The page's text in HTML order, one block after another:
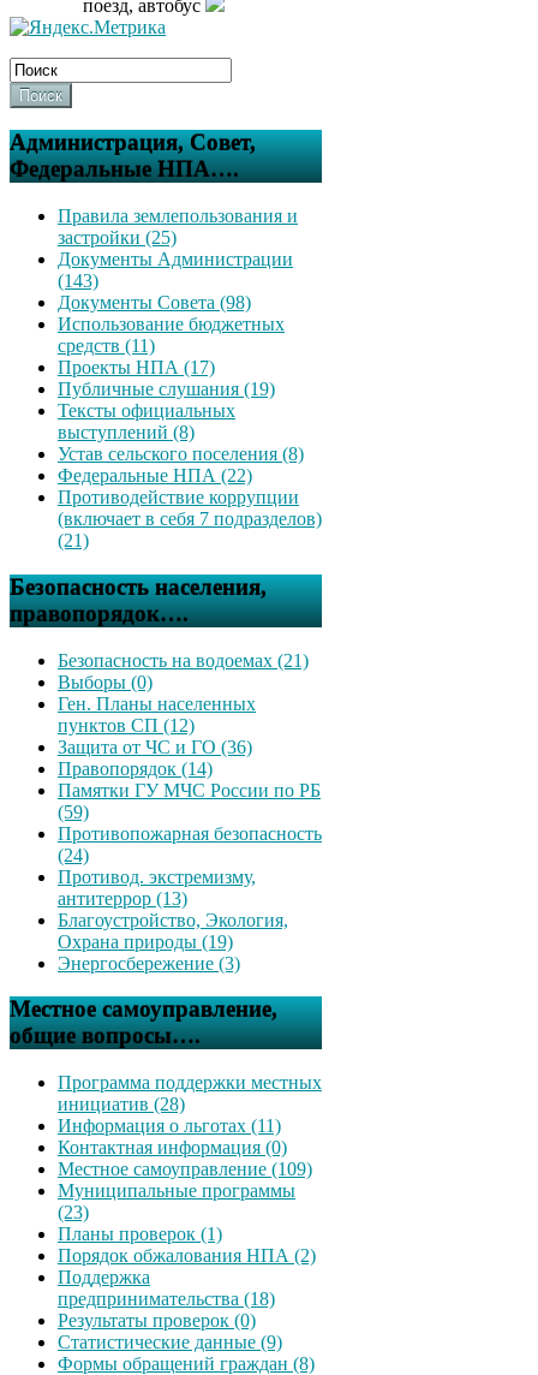
поезд, автобус
Поиск
Администрация, Совет,
Федеральные НПА….
Правила землепользования и
застройки (25)
Документы Администрации
(143)
Документы Совета (98)
Использование бюджетных
средств (11)
Проекты НПА (17)
Публичные слушания (19)
Тексты официальных
выступлений (8)
Устав сельского поселения (8)
Федеральные НПА (22)
Противодействие коррупции
(включает в себя 7 подразделов)
(21)
Безопасность населения,
правопорядок….
Безопасность на водоемах (21)
Выборы (0)
Ген. Планы населенных
пунктов СП (12)
Защита от ЧС и ГО (36)
Правопорядок (14)
Памятки ГУ МЧС России по РБ
(59)
Противопожарная безопасность
(24)
Противод. экстремизму,
антитеррор (13)
Благоустройство, Экология,
Охрана природы (19)
Энергосбережение (3)
Местное самоуправление,
общие вопросы….
Программа поддержки местных
инициатив (28)
Информация о льготах (11)
Контактная информация (0)
Местное самоуправление (109)
Муниципальные программы
(23)
Планы проверок (1)
Порядок обжалования НПА (2)
Поддержка
предпринимательства (18)
Результаты проверок (0)
Статистические данные (9)
Формы обращений граждан (8)